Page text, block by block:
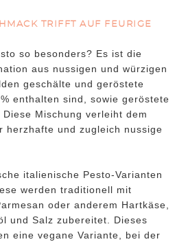
TRIFFT AUF FEURIGE
so besonders? Es ist die
aus nussigen und würzigen
geschälte und geröstete
enthalten sind, sowie geröstete
Mischung verleiht dem
herzhafte und zugleich nussige
italienische Pesto-Varianten
werden traditionell mit
oder anderem Hartkäse,
und Salz zubereitet. Dieses
eine vegane Variante, bei der